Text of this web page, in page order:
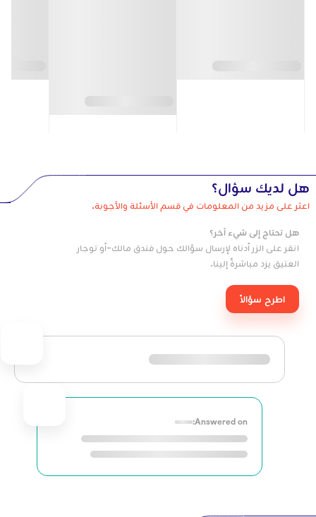
هل لديك سؤال؟
اعثر على مزيد من المعلومات في قسم الأسئلة والأجوبة.
هل تحتاج إلى شيء آخر؟
انقر على الزر أدناه لإرسال سؤالك حول فندق مالك-أو توجار
العتيق يزد مباشرةً إلينا.
اطرح سؤالاً
Answered on: